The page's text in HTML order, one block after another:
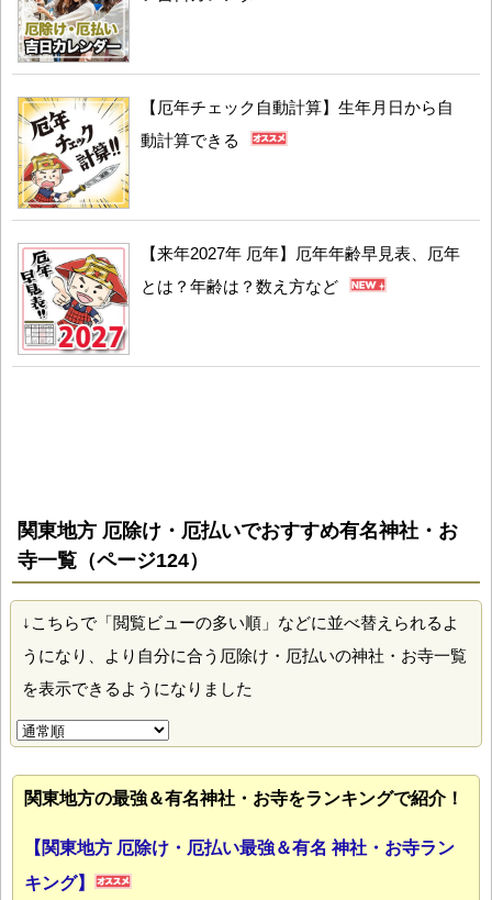
【厄年チェック自動計算】生年月日から自
動計算できる
【来年2027年 厄年】厄年年齢早見表、厄年
とは？年齢は？数え方など
関東地方 厄除け・厄払いでおすすめ有名神社・お
寺一覧（ページ124）
↓こちらで「閲覧ビューの多い順」などに並べ替えられるよ
うになり、より自分に合う厄除け・厄払いの神社・お寺一覧
を表示できるようになりました
関東地方の最強＆有名神社・お寺をランキングで紹介！
【関東地方 厄除け・厄払い最強＆有名 神社・お寺ラン
キング】